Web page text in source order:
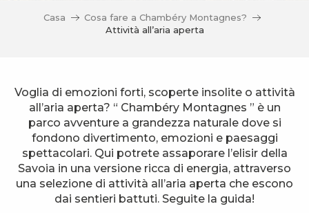
Casa
Cosa fare a Chambéry Montagnes?
Attività all’aria aperta
Voglia di emozioni forti, scoperte insolite o attività
all’aria aperta? “ Chambéry Montagnes ” è un
parco avventure a grandezza naturale dove si
fondono divertimento, emozioni e paesaggi
spettacolari. Qui potrete assaporare l’elisir della
Savoia in una versione ricca di energia, attraverso
una selezione di attività all’aria aperta che escono
dai sentieri battuti. Seguite la guida!